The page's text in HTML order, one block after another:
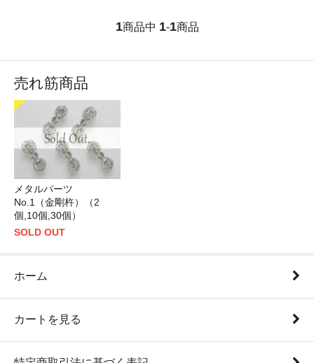
1商品中 1-1商品
売れ筋商品
メタルパーツ
No.1（金剛杵）（2
個,10個,30個）
SOLD OUT
ホーム
カートを見る